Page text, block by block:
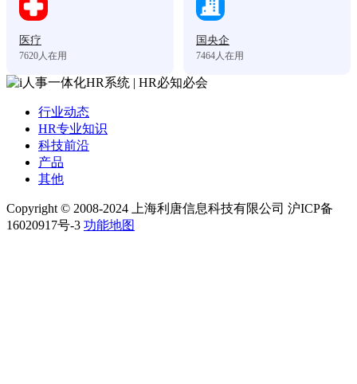
医疗
7620 人在用
国央企
7464 人在用
行业动态
HR专业知识
科技前沿
产品
其他
Copyright © 2008-2024 上海利唐信息科技有限公司 沪ICP备
16020917号-3 功能地图